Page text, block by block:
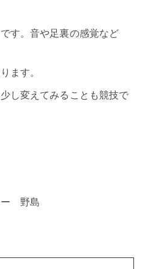
す。音や足裏の感覚など
ます。
し変えてみることも競技で
ー 野島